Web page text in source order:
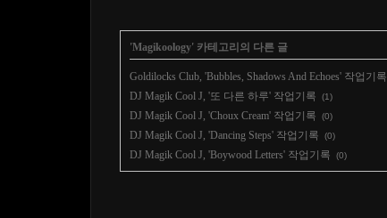
'Magikoology' 카테고리의 다른 글
Goldilocks Club, 'Bubbles, Shadows And Echoes' 작업기록
DJ Magik Cool J, '또 다른 하루' 작업기록 (1)
DJ Magik Cool J, 'Choux Cream' 작업기록 (0)
DJ Magik Cool J, 'Dancing Steps' 작업기록 (0)
DJ Magik Cool J, 'Boywood Letters' 작업기록 (0)